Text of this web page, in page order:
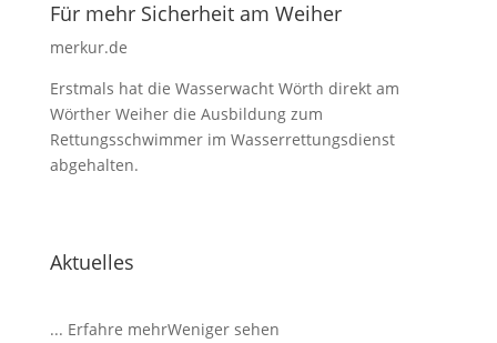
Für mehr Sicherheit am Weiher
merkur.de
Erstmals hat die Wasserwacht Wörth direkt am
Wörther Weiher die Ausbildung zum
Rettungsschwimmer im Wasserrettungsdienst
abgehalten.
Aktuelles
... Erfahre mehrWeniger sehen